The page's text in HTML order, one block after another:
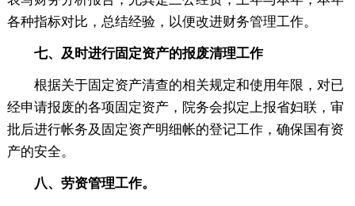
各种指标对比，总结经验，以便改进财务管理工作。
七、及时进行固定资产的报废清理工作
根据关于固定资产清查的相关规定和使用年限，对已
经申请报废的各项固定资产，院务会拟定上报省妇联，审
批后进行帐务及固定资产明细帐的登记工作，确保国有资
产的安全。
八、劳资管理工作。